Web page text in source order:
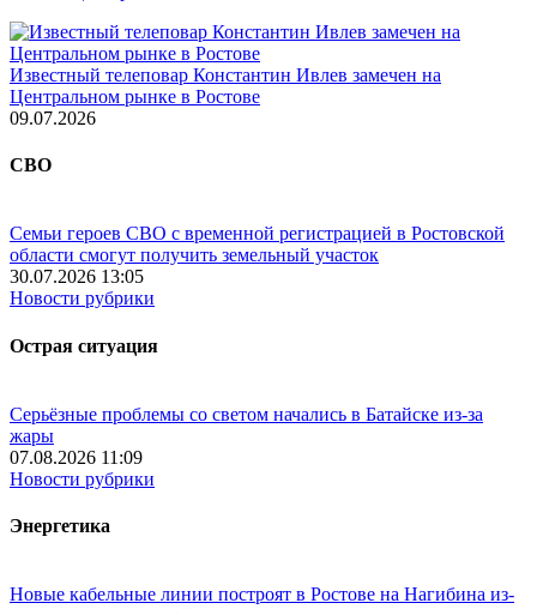
Известный телеповар Константин Ивлев замечен на
Центральном рынке в Ростове
09.07.2026
СВО
Семьи героев СВО с временной регистрацией в Ростовской
области смогут получить земельный участок
30.07.2026 13:05
Новости рубрики
Острая ситуация
Серьёзные проблемы со светом начались в Батайске из-за
жары
07.08.2026 11:09
Новости рубрики
Энергетика
Новые кабельные линии построят в Ростове на Нагибина из-